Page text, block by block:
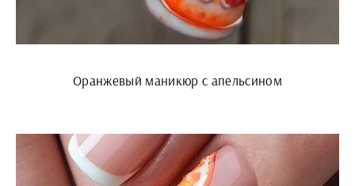
Оранжевый маникюр с апельсином